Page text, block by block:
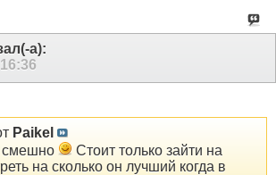
а):
16:36
Paikel
смешно
Стоит только зайти на
на сколько он лучший когда в